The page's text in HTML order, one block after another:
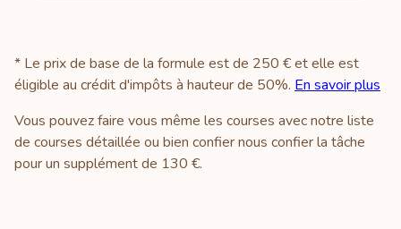
* Le prix de base de la formule est de 250 € et elle est
éligible au crédit d'impôts à hauteur de 50%. En savoir plus
Vous pouvez faire vous même les courses avec notre liste
de courses détaillée ou bien confier nous confier la tâche
pour un supplément de 130 €.